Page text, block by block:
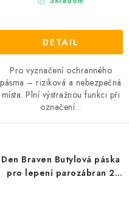
DETAIL
Pro vyznačení ochranného
pásma – riziková a nebezpečná
místa. Plní výstražnou funkci při
označení...
Den Braven Butylová páska
pro lepení parozábran 2